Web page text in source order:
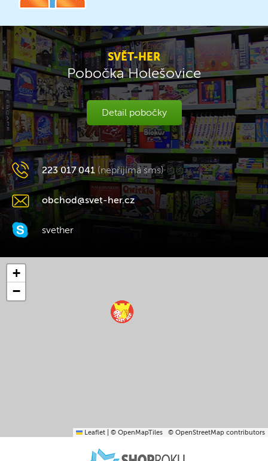
SVĚT-HER
Pobočka Holešovice
Detail pobočky
223 017 041 (nepřijímá sms)
obchod@svet-her.cz
svether
+
−
Leaflet © OpenMapTiles © OpenStreetMap contributors